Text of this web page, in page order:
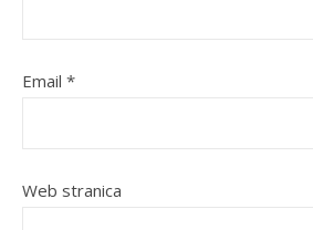
Email *
Web stranica